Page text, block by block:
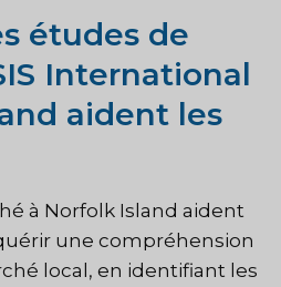
études de
International
aident les
à Norfolk Island aident
une compréhension
local, en identifiant les